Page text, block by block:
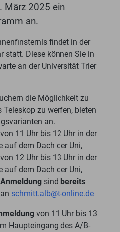
März 2025 ein
an.
findet in der
statt. Diese können Sie in
an der Universität Trier
die Möglichkeit zu
Teleskop zu werfen, bieten
an.
11 Uhr bis 12 Uhr in der
auf dem Dach der Uni,
12 Uhr bis 13 Uhr in der
auf dem Dach der Uni,
sind bereits
schmitt.alb@t-online.de
von 11 Uhr bis 13
Haupteingang des A/B-